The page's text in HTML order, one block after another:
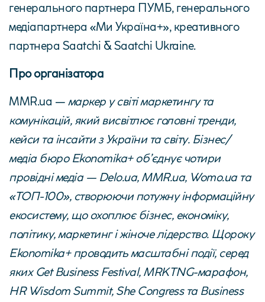
генерального партнера ПУМБ, генерального
медіапартнера «Ми Україна+», креативного
партнера Saatchi & Saatchi Ukraine.
Про організатора
MMR.ua — маркер у світі маркетингу та
комунікацій, який висвітлює головні тренди,
кейси та інсайти з України та світу. Бізнес/
медіа бюро Ekonomika+ об’єднує чотири
провідні медіа — Delo.ua, MMR.ua, Womo.ua та
«ТОП-100», створюючи потужну інформаційну
екосистему, що охоплює бізнес, економіку,
політику, маркетинг і жіноче лідерство. Щороку
Ekonomika+проводить масштабні події, серед
яких Get Business Festival, MRKTNG-марафон,
HR Wisdom Summit, She Congress та Business